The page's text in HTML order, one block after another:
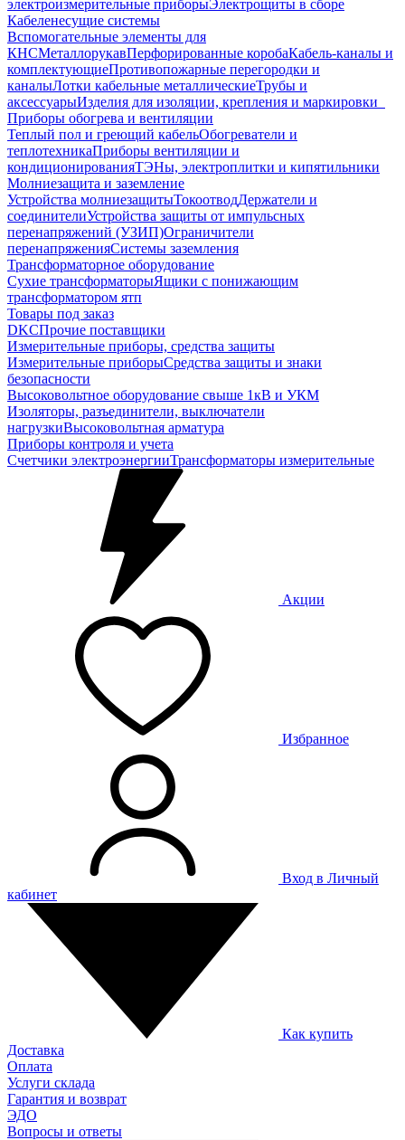
электроизмерительные приборыЭлектрощиты в сборе
Кабеленесущие системы
Вспомогательные элементы для
КНСМеталлорукавПерфорированные коробаКабель-каналы и
комплектующиеПротивопожарные перегородки и
каналыЛотки кабельные металлическиеТрубы и
аксессуарыИзделия для изоляции, крепления и маркировки
Приборы обогрева и вентиляции
Теплый пол и греющий кабельОбогреватели и
теплотехникаПриборы вентиляции и
кондиционированияТЭНы, электроплитки и кипятильники
Молниезащита и заземление
Устройства молниезащитыТокоотводДержатели и
соединителиУстройства защиты от импульсных
перенапряжений (УЗИП)Ограничители
перенапряженияСистемы заземления
Трансформаторное оборудование
Сухие трансформаторыЯщики с понижающим
трансформатором ятп
Товары под заказ
DKCПрочие поставщики
Измерительные приборы, средства защиты
Измерительные приборыСредства защиты и знаки
безопасности
Высоковольтное оборудование свыше 1кВ и УКМ
Изоляторы, разъединители, выключатели
нагрузкиВысоковольтная арматура
Приборы контроля и учета
Счетчики электроэнергииТрансформаторы измерительные
Акции
Избранное
Вход в Личный
кабинет
Как купить
Доставка
Оплата
Услуги склада
Гарантия и возврат
ЭДО
Вопросы и ответы